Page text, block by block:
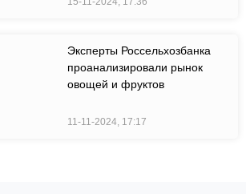
Эксперты Россельхозбанка
проанализировали рынок
овощей и фруктов
11-11-2024, 17:17